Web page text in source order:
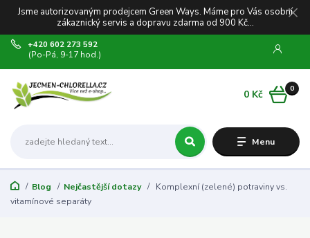
Jsme autorizovaným prodejcem Green Ways. Máme pro Vás osobní
zákaznický servis a dopravu zdarma od 900 Kč...
Menu
+420 602 273 592
(Po-Pá, 9-17 hod.)
0
0 Kč
Blog Nejčastější dotazy
Komplexní (zelené) potraviny vs.
vitamínové separáty